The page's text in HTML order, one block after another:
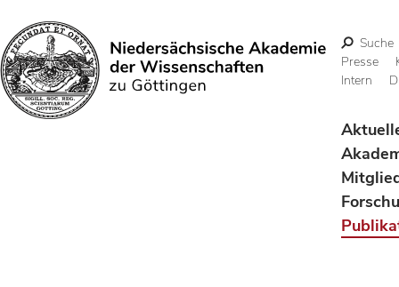
Suchen
Suche
Presse
Intern